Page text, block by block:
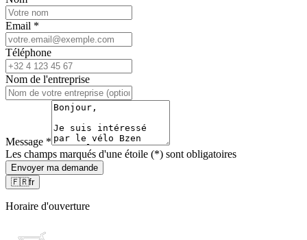
Email *
Téléphone
Nom de l'entreprise
Message *
Les champs marqués d'une étoile (*) sont obligatoires
Envoyer ma demande
🇫🇷fr
Horaire d'ouverture